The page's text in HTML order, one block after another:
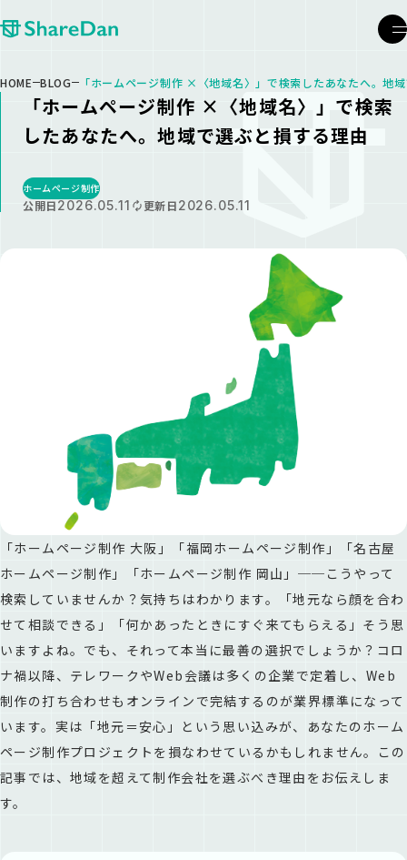
HOME BLOG 「ホームページ制作 ×〈地域名〉」で検索したあなたへ。地
「ホームページ制作 ×〈地域名〉」で検索
したあなたへ。地域で選ぶと損する理由
ホームページ制作
公開日2026.05.11 更新日2026.05.11
「ホームページ制作 大阪」「福岡ホームページ制作」「名古屋
ホームページ制作」「ホームページ制作 岡山」──こうやって
検索していませんか？気持ちはわかります。「地元なら顔を合わ
せて相談できる」「何かあったときにすぐ来てもらえる」そう思
いますよね。でも、それって本当に最善の選択でしょうか？コロ
ナ禍以降、テレワークやWeb会議は多くの企業で定着し、Web
制作の打ち合わせもオンラインで完結するのが業界標準になって
います。実は「地元＝安心」という思い込みが、あなたのホーム
ページ制作プロジェクトを損なわせているかもしれません。この
記事では、地域を超えて制作会社を選ぶべき理由をお伝えしま
す。